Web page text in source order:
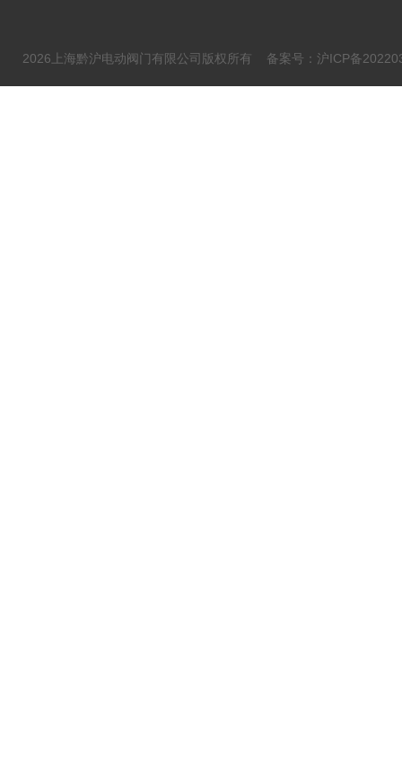
2026上海黔沪电动阀门有限公司版权所有 备案号：沪ICP备